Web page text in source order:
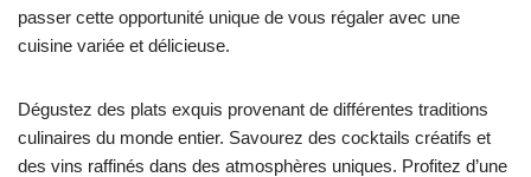
passer cette opportunité unique de vous régaler avec une
cuisine variée et délicieuse.
Dégustez des plats exquis provenant de différentes traditions
culinaires du monde entier. Savourez des cocktails créatifs et
des vins raffinés dans des atmosphères uniques. Profitez d’une